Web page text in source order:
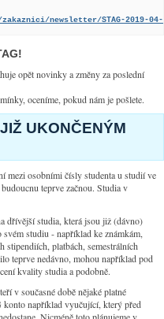
newsletter/STAG-2019-04-
opět novinky a změny za poslední
oceníme, pokud nám je pošlete.
UKONČENÝM
mezi osobními čísly studenta u studií ve
teprve začnou. Studia v
dřívější studia, která jsou již (dávno)
studiu - například ke známkám,
stipendiích, platbách, semestrálních
teprve nedávno, mohou například pod
kvality studia a podobně.
v současné době nějaké platné
konto například vyučující, který před